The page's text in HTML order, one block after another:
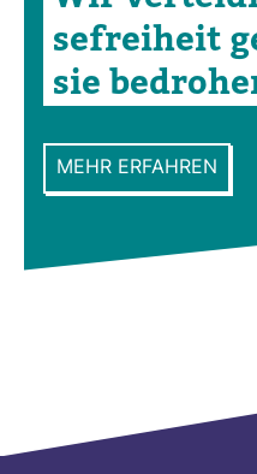
se­frei­heit
sie
MEHR ERFAHREN